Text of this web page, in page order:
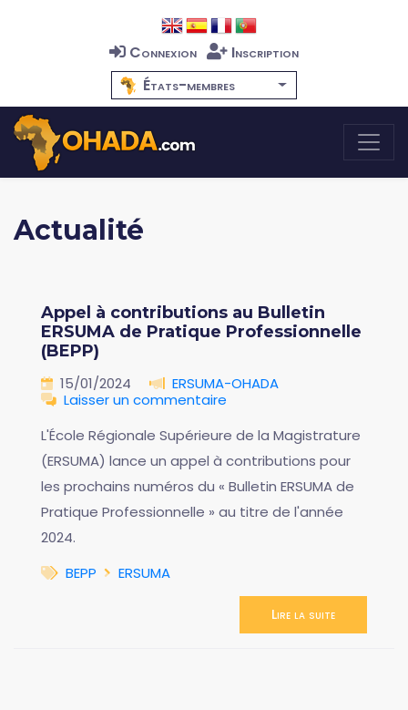
Connexion
Inscription
États-membres
Actualité
Appel à contributions au Bulletin
ERSUMA de Pratique Professionnelle
(BEPP)
15/01/2024
ERSUMA-OHADA
Laisser un commentaire
L'École Régionale Supérieure de la Magistrature
(ERSUMA) lance un appel à contributions pour
les prochains numéros du « Bulletin ERSUMA de
Pratique Professionnelle » au titre de l'année
2024.
BEPP
ERSUMA
Lire la suite